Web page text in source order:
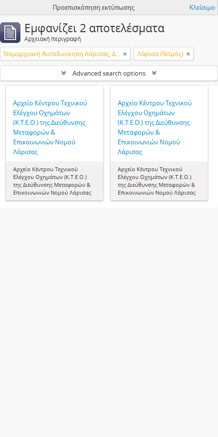
Προεπισκόπηση εκτύπωσης Κλείσιμο
Εμφανίζει 2 αποτελέσματα
Αρχειακή περιγραφή
Νομαρχιακή Αυτοδιοίκηση Λάρισας, Διεύθυνση Μεταφορών & Επικοινωνιών, Κέντρο Τεχνικού Ελέγχου Οχημάτων (Κ.Τ.Ε.Ο.) Λάρισα (Νομός)
Advanced search options
Αρχείο Κέντρου Τεχνικού
Ελέγχου Οχημάτων
(Κ.Τ.Ε.Ο.) της Διεύθυνσης
Μεταφορών &
Επικοινωνιών Νομού
Λάρισας
Αρχείο Κέντρου Τεχνικού
Ελέγχου Οχημάτων (Κ.Τ.Ε.Ο.)
της Διεύθυνσης Μεταφορών &
Επικοινωνιών Νομού Λάρισας
Αρχείο Κέντρου Τεχνικού
Ελέγχου Οχημάτων
(Κ.Τ.Ε.Ο.) της Διεύθυνσης
Μεταφορών &
Επικοινωνιών Νομού
Λάρισας
Αρχείο Κέντρου Τεχνικού
Ελέγχου Οχημάτων (Κ.Τ.Ε.Ο.)
της Διεύθυνσης Μεταφορών &
Επικοινωνιών Νομού Λάρισας